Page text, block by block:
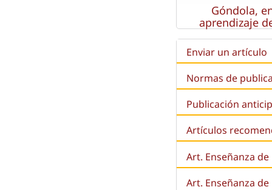
Góndola,
aprendizaje
Enviar un artículo
Normas de
Publicación
Artículos
Art. Enseñanza
Art. Enseñanza